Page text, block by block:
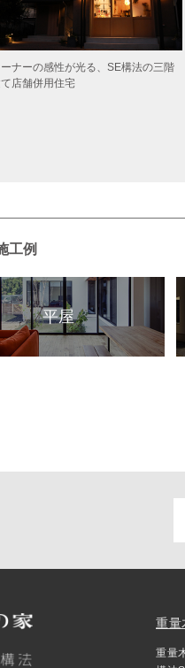
ナーの感性が光る、SE構法の三階
店舗併用住宅
工例
平屋
重量
重量